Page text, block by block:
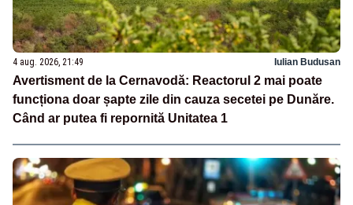
4 aug. 2026, 21:49 Iulian Budusan
Avertisment de la Cernavodă: Reactorul 2 mai poate
funcționa doar șapte zile din cauza secetei pe Dunăre.
Când ar putea fi repornită Unitatea 1